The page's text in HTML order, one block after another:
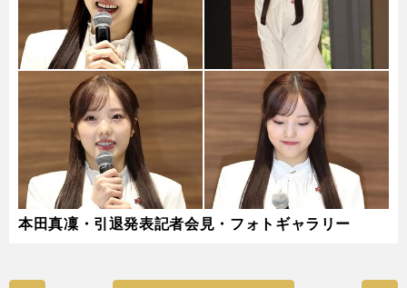
本田真凜・引退発表記者会見・フォトギャラリー